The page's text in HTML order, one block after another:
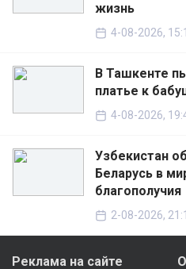
жизнь
4-08-2026,
В Ташкенте
платье к
4-08-2026,
Узбекистан
Беларусь в
благополучия
2-08-2026,
Реклама на сайте